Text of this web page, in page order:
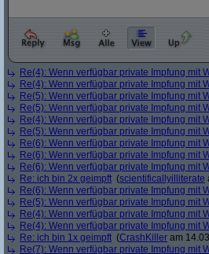
Re(4): Wenn verfügbar private Impfung mit
Re(4): Wenn verfügbar private Impfung mit
Re(5): Wenn verfügbar private Impfung mit
Re(5): Wenn verfügbar private Impfung mit
Re(4): Wenn verfügbar private Impfung mit
Re(5): Wenn verfügbar private Impfung mit
Re(6): Wenn verfügbar private Impfung mit
Re(6): Wenn verfügbar private Impfung mit
Re(6): Wenn verfügbar private Impfung mit
Re: ich bin 2x geimpft (scientificallyilliterate
Re(6): Wenn verfügbar private Impfung mit
Re(5): Wenn verfügbar private Impfung mit
Re(4): Wenn verfügbar private Impfung mit
Re(4): Wenn verfügbar private Impfung mit
Re: ich bin 1x geimpft (CrashKiller am
Re(7): Wenn verfügbar private Impfung mit